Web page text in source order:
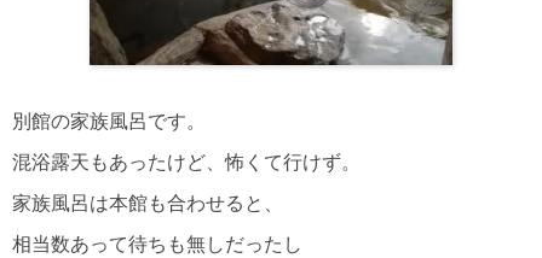
別館の家族風呂です。
混浴露天もあったけど、怖くて行けず。
家族風呂は本館も合わせると、
相当数あって待ちも無しだったし